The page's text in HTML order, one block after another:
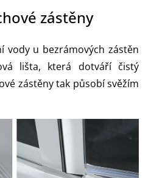
zástěny
vody u bezrámových zástěn
lišta, která dotváří čistý
zástěny tak působí svěžím